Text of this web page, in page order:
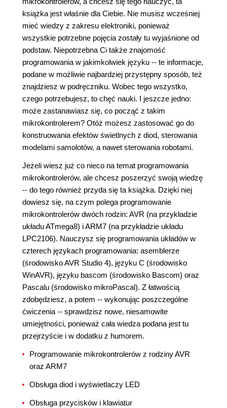
książka jest właśnie dla Ciebie. Nie musisz wcześniej
mieć wiedzy z zakresu elektroniki, ponieważ
wszystkie potrzebne pojęcia zostały tu wyjaśnione od
podstaw. Niepotrzebna Ci także znajomość
programowania w jakimkolwiek języku -- te informacje,
podane w możliwie najbardziej przystępny sposób, też
znajdziesz w podręczniku. Wobec tego wszystko,
czego potrzebujesz, to chęć nauki. I jeszcze jedno:
może zastanawiasz się, co począć z takim
mikrokontrolerem? Otóż możesz zastosować go do
konstruowania efektów świetlnych z diod, sterowania
modelami samolotów, a nawet sterowania robotami.
Jeżeli wiesz już co nieco na temat programowania
mikrokontrolerów, ale chcesz poszerzyć swoją wiedzę
-- do tego również przyda się ta książka. Dzięki niej
dowiesz się, na czym polega programowanie
mikrokontrolerów dwóch rodzin: AVR (na przykładzie
układu ATmega8) i ARM7 (na przykładzie układu
LPC2106). Nauczysz się programowania układów w
czterech językach programowania: asemblerze
(środowisko AVR Studio 4), języku C (środowisko
WinAVR), języku bascom (środowisko Bascom) oraz
Pascalu (środowisko mikroPascal). Z łatwością
zdobędziesz, a potem -- wykonując poszczególne
ćwiczenia -- sprawdzisz nowe, niesamowite
umiejętności, ponieważ cała wiedza podana jest tu
przejrzyście i w dodatku z humorem.
Programowanie mikrokontrolerów z rodziny AVR
oraz ARM7
Obsługa diod i wyświetlaczy LED
Obsługa przycisków i klawiatur